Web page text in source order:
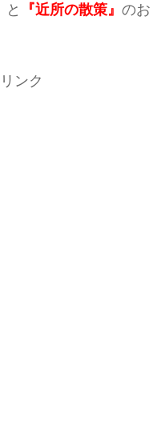
と 『近所の散策』 のお
ンク